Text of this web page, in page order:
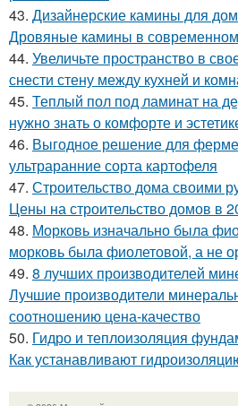
43. Дизайнерские камины для
Дровяные камины в
44. Увеличьте пространство в
снести стену между кухней и
45. Теплый пол под ламинат на
нужно знать о комфорте и
46. Выгодное решение для
ультраранние сорта картофеля
47. Строительство дома своими
Цены на строительство домов в
48. Морковь изначально была
морковь была фиолетовой, а не
49. 8 лучших производителей
Лучшие производители
соотношению цена-качество
50. Гидро и теплоизоляция
Как устанавливают